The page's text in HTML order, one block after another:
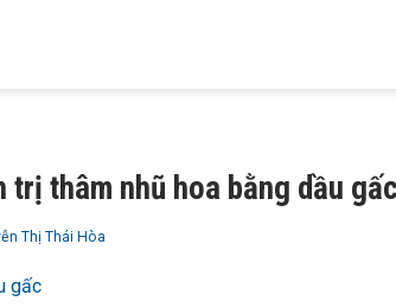
trị thâm nhũ hoa bằng dầu
Thị Thái Hòa